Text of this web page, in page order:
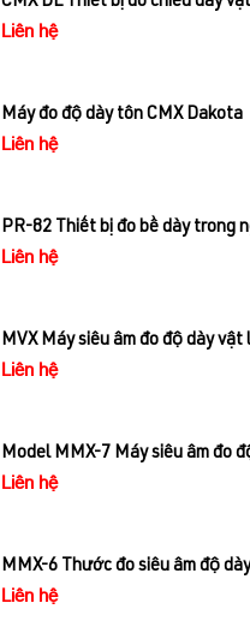
Liên hệ
Máy đo độ dày tôn CMX Dakota
Liên hệ
PR-82 Thiết bị đo bề dày trong
Liên hệ
MVX Máy siêu âm đo độ dày vật
Liên hệ
Model MMX-7 Máy siêu âm đo
Liên hệ
MMX-6 Thước đo siêu âm độ
Liên hệ